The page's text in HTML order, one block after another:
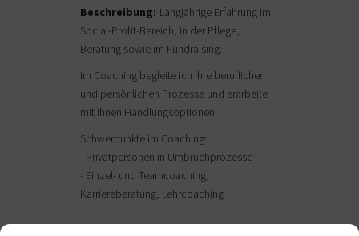
Beschreibung: Langjährige Erfahrung im
Social-Profit-Bereich, in der Pflege,
Beratung sowie im Fundraising.
Im Coaching begleite ich Ihre beruflichen
und persönlichen Prozesse und erarbeite
mit Ihnen Handlungsoptionen.
Schwerpunkte im Coaching:
- Privatpersonen in Umbruchprozesse
- Einzel- und Teamcoaching,
Karriereberatung, Lehrcoaching